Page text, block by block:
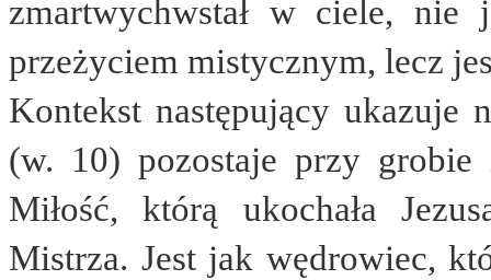
zmartwychwstał w ciele,
przeżyciem mistycznym, lecz
Kontekst następujący ukazuje
(w. 10) pozostaje przy grobie
Miłość, którą ukochała
Mistrza. Jest jak wędrowiec,